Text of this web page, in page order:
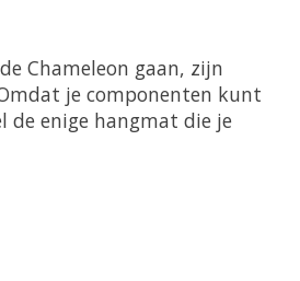
Chameleon gaan, zijn
je componenten kunt
de enige hangmat die je